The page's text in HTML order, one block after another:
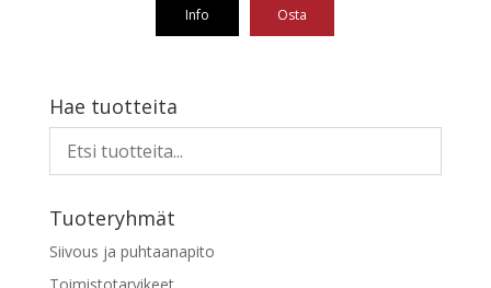
Info Osta
Hae tuotteita
Tuoteryhmät
Siivous ja puhtaanapito